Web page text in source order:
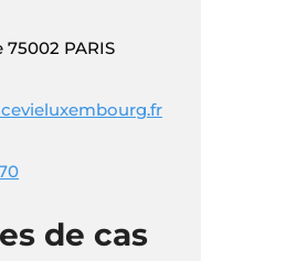
PARIS
de cas